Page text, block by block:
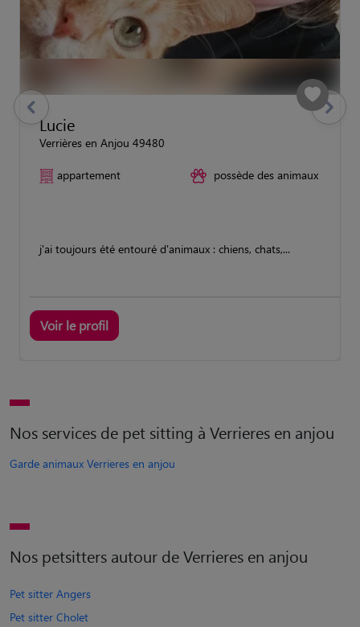
Lucie
Verrières en Anjou 49480
appartement possède des animaux
j'ai toujours été entouré d'animaux : chiens, chats,...
Voir le profil
previous Suivant
Nos services de pet sitting à Verrieres en anjou
Garde animaux Verrieres en anjou
Nos petsitters autour de Verrieres en anjou
Pet sitter Angers
Pet sitter Cholet